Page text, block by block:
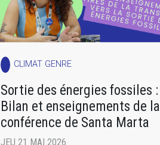
CLIMAT GENRE
Sortie des énergies fossiles :
Bilan et enseignements de la
conférence de Santa Marta
JEU 21 MAI 2026